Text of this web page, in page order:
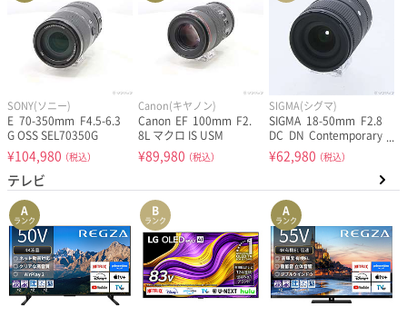
SONY(ソニー)
E 70-350mm F4.5-6.3
G OSS SEL70350G
¥104,980（税込）
Canon(キヤノン)
Canon EF 100mm F2.
8L マクロ IS USM
¥89,980（税込）
SIGMA(シグマ)
SIGMA 18-50mm F2.8
DC DN Contemporary
ソニーE用
¥62,980（税込）
テレビ
A
ランク
B
ランク
A
ランク